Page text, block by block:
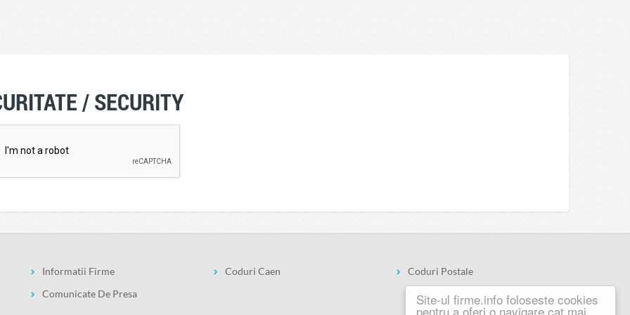
Site-ul firme.info foloseste cookies
pentru a oferi o navigare cat mai
/ SECURITY
Informatii Firme
Comunicate De Presa
Coduri Caen Coduri Postale